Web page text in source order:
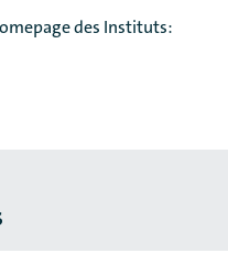
des Instituts: